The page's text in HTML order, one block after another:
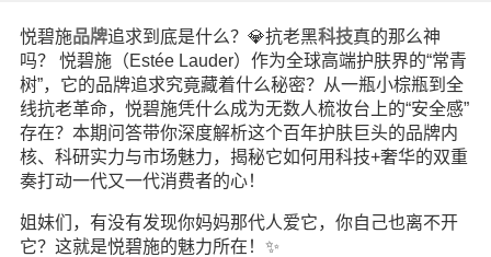
悦碧施品牌追求到底是什么？💎抗老黑科技真的那么神
吗？ 悦碧施（Estée Lauder）作为全球高端护肤界的“常青
树”，它的品牌追求究竟藏着什么秘密？从一瓶小棕瓶到全
线抗老革命，悦碧施凭什么成为无数人梳妆台上的“安全感”
存在？本期问答带你深度解析这个百年护肤巨头的品牌内
核、科研实力与市场魅力，揭秘它如何用科技+奢华的双重
奏打动一代又一代消费者的心！
姐妹们，有没有发现你妈妈那代人爱它，你自己也离不开
它？这就是悦碧施的魅力所在！✨